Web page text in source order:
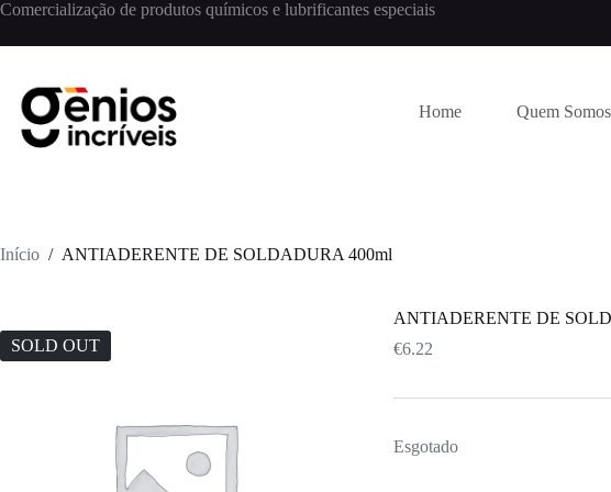
Comercialização de produtos químicos e lubrificantes especiais
Home Quem Somos
Início / ANTIADERENTE DE SOLDADURA 400ml
SOLD OUT
ANTIADERENTE DE
€6.22
Esgotado